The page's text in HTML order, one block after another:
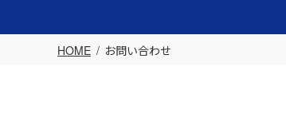
HOME お問い合わせ